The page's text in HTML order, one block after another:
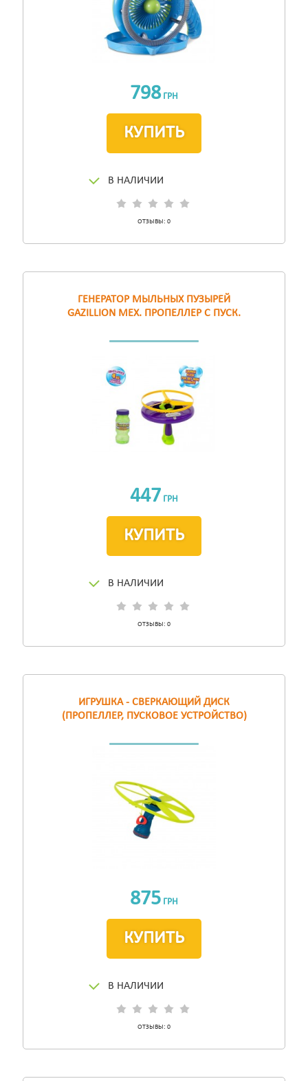
798ГРН
КУПИТЬ
ОТЗЫВЫ: 0
В НАЛИЧИИ
ГЕНЕРАТОР МЫЛЬНЫХ ПУЗЫРЕЙ
GAZILLION МЕХ. ПРОПЕЛЛЕР С ПУСК.
447 ГРН
КУПИТЬ
ОТЗЫВЫ: 0
В НАЛИЧИИ
ИГРУШКА - СВЕРКАЮЩИЙ ДИСК
(ПРОПЕЛЛЕР, ПУСКОВОЕ УСТРОЙСТВО)
875 ГРН
КУПИТЬ
ОТЗЫВЫ: 0
В НАЛИЧИИ